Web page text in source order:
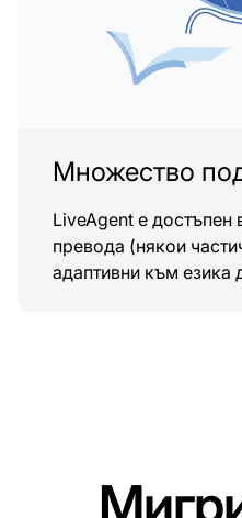
Множество
LiveAgent е достъпен
превода (някои
адаптивни към